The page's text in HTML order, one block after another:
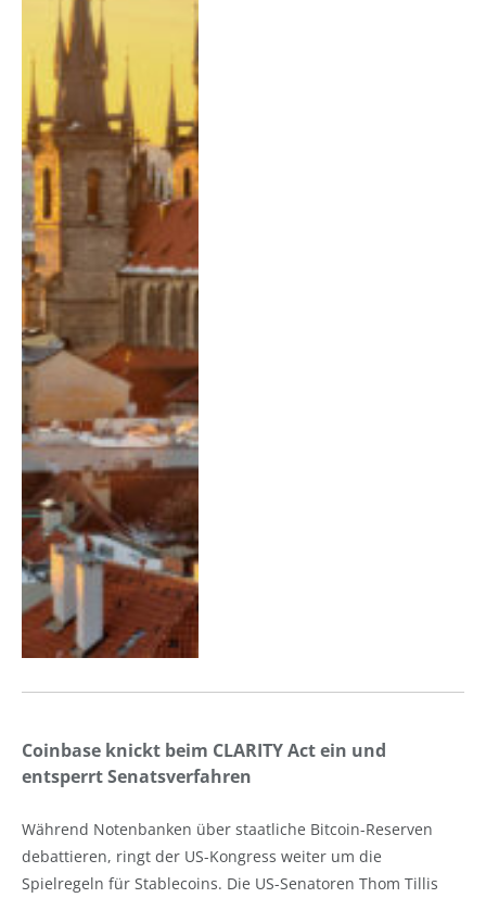
Coinbase knickt beim CLARITY Act ein und
entsperrt Senatsverfahren
Während Notenbanken über staatliche Bitcoin-Reserven
debattieren, ringt der US-Kongress weiter um die
Spielregeln für Stablecoins. Die US-Senatoren Thom Tillis